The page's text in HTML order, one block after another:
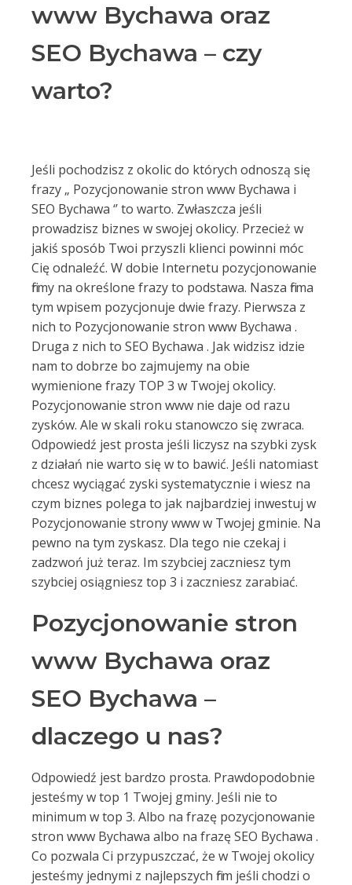
www Bychawa oraz
SEO Bychawa – czy
warto?
Jeśli pochodzisz z okolic do których odnoszą się
frazy „ Pozycjonowanie stron www Bychawa i
SEO Bychawa ‘’ to warto. Zwłaszcza jeśli
prowadzisz biznes w swojej okolicy. Przecież w
jakiś sposób Twoi przyszli klienci powinni móc
Cię odnaleźć. W dobie Internetu pozycjonowanie
firmy na określone frazy to podstawa. Nasza firma
tym wpisem pozycjonuje dwie frazy. Pierwsza z
nich to Pozycjonowanie stron www Bychawa .
Druga z nich to SEO Bychawa . Jak widzisz idzie
nam to dobrze bo zajmujemy na obie
wymienione frazy TOP 3 w Twojej okolicy.
Pozycjonowanie stron www nie daje od razu
zysków. Ale w skali roku stanowczo się zwraca.
Odpowiedź jest prosta jeśli liczysz na szybki zysk
z działań nie warto się w to bawić. Jeśli natomiast
chcesz wyciągać zyski systematycznie i wiesz na
czym biznes polega to jak najbardziej inwestuj w
Pozycjonowanie strony www w Twojej gminie. Na
pewno na tym zyskasz. Dla tego nie czekaj i
zadzwoń już teraz. Im szybciej zaczniesz tym
szybciej osiągniesz top 3 i zaczniesz zarabiać.
Pozycjonowanie stron
www Bychawa oraz
SEO Bychawa –
dlaczego u nas?
Odpowiedź jest bardzo prosta. Prawdopodobnie
jesteśmy w top 1 Twojej gminy. Jeśli nie to
minimum w top 3. Albo na frazę pozycjonowanie
stron www Bychawa albo na frazę SEO Bychawa .
Co pozwala Ci przypuszczać, że w Twojej okolicy
jesteśmy jednymi z najlepszych firm jeśli chodzi o